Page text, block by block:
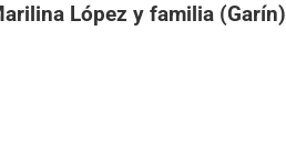
López y familia (Garín)